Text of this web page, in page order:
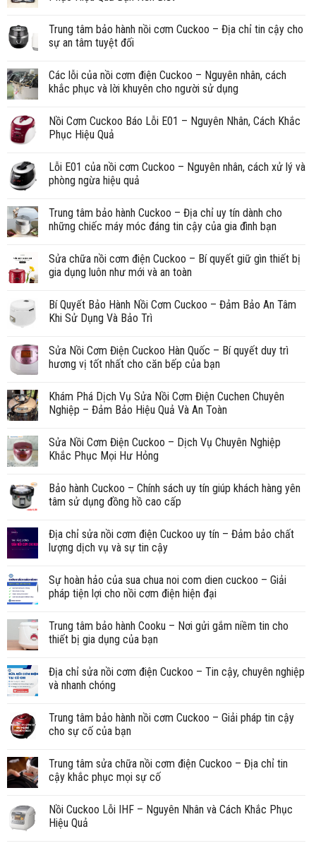
Trung tâm bảo hành nồi cơm Cuckoo – Địa chỉ tin cậy cho
sự an tâm tuyệt đối
Các lỗi của nồi cơm điện Cuckoo – Nguyên nhân, cách
khắc phục và lời khuyên cho người sử dụng
Nồi Cơm Cuckoo Báo Lỗi E01 – Nguyên Nhân, Cách Khắc
Phục Hiệu Quả
Lỗi E01 của nồi cơm Cuckoo – Nguyên nhân, cách xử lý và
phòng ngừa hiệu quả
Trung tâm bảo hành Cuckoo – Địa chỉ uy tín dành cho
những chiếc máy móc đáng tin cậy của gia đình bạn
Sửa chữa nồi cơm điện Cuckoo – Bí quyết giữ gìn thiết bị
gia dụng luôn như mới và an toàn
Bí Quyết Bảo Hành Nồi Cơm Cuckoo – Đảm Bảo An Tâm
Khi Sử Dụng Và Bảo Trì
Sửa Nồi Cơm Điện Cuckoo Hàn Quốc – Bí quyết duy trì
hương vị tốt nhất cho căn bếp của bạn
Khám Phá Dịch Vụ Sửa Nồi Cơm Điện Cuchen Chuyên
Nghiệp – Đảm Bảo Hiệu Quả Và An Toàn
Sửa Nồi Cơm Điện Cuckoo – Dịch Vụ Chuyên Nghiệp
Khắc Phục Mọi Hư Hỏng
Bảo hành Cuckoo – Chính sách uy tín giúp khách hàng yên
tâm sử dụng đồng hồ cao cấp
Địa chỉ sửa nồi cơm điện Cuckoo uy tín – Đảm bảo chất
lượng dịch vụ và sự tin cậy
Sự hoàn hảo của sua chua noi com dien cuckoo – Giải
pháp tiện lợi cho nồi cơm điện hiện đại
Trung tâm bảo hành Cooku – Nơi gửi gắm niềm tin cho
thiết bị gia dụng của bạn
Địa chỉ sửa nồi cơm điện Cuckoo – Tin cậy, chuyên nghiệp
và nhanh chóng
Trung tâm bảo hành nồi cơm Cuckoo – Giải pháp tin cậy
cho sự cố của bạn
Trung tâm sửa chữa nồi cơm điện Cuckoo – Địa chỉ tin
cậy khắc phục mọi sự cố
Nồi Cuckoo Lỗi IHF – Nguyên Nhân và Cách Khắc Phục
Hiệu Quả